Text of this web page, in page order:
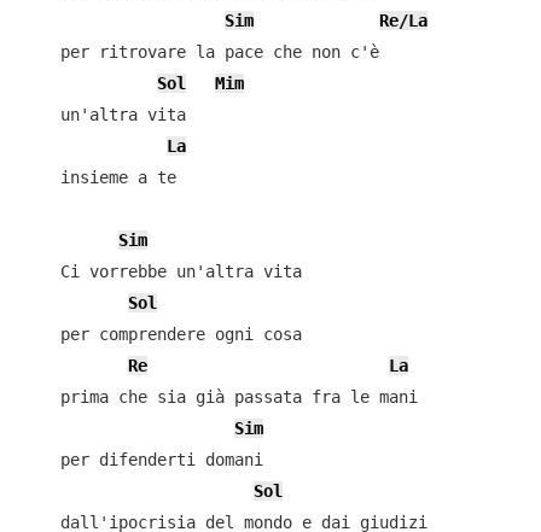
Sim
Re/La
    per ritrovare la pace che non c'è
Sol
Mim
    un'altra vita
La
    insieme a te
Sim
    Ci vorrebbe un'altra vita
Sol
    per comprendere ogni cosa
Re
La
    prima che sia già passata fra le mani
Sim
    per difenderti domani
Sol
    dall'ipocrisia del mondo e dai giudizi